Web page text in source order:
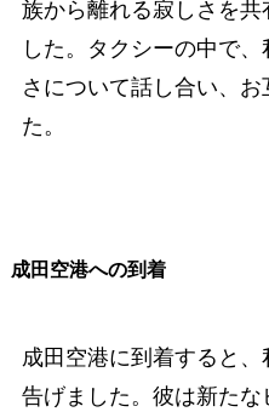
族から離れる寂しさを共
した。タクシーの中で
さについて話し合い、
た。
成田空港への到着
成田空港に到着すると
告げました。彼は新た